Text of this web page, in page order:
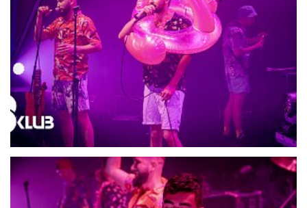
21688-DSC06497